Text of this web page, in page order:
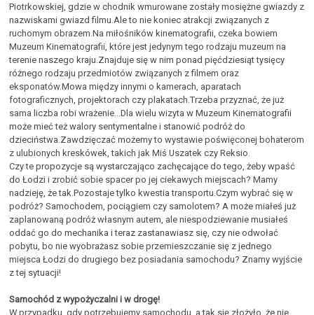
Piotrkowskiej, gdzie w chodnik wmurowane zostały mosiężne gwiazdy z
nazwiskami gwiazd filmu.Ale to nie koniec atrakcji związanych z
ruchomym obrazem.Na miłośników kinematografii, czeka bowiem
Muzeum Kinematografii, które jest jedynym tego rodzaju muzeum na
terenie naszego kraju.Znajduje się w nim ponad pięćdziesiąt tysięcy
różnego rodzaju przedmiotów związanych z filmem oraz
eksponatów.Mowa między innymi o kamerach, aparatach
fotograficznych, projektorach czy plakatach.Trzeba przyznać, że już
sama liczba robi wrażenie...Dla wielu wizyta w Muzeum Kinematografii
może mieć też walory sentymentalne i stanowić podróż do
dzieciństwa.Zawdzięczać możemy to wystawie poświęconej bohaterom
z ulubionych kreskówek, takich jak Miś Uszatek czy Reksio.
Czy te propozycje są wystarczająco zachęcające do tego, żeby wpaść
do Łodzi i zrobić sobie spacer po jej ciekawych miejscach? Mamy
nadzieję, że tak.Pozostaje tylko kwestia transportu.Czym wybrać się w
podróż? Samochodem, pociągiem czy samolotem? A może miałeś już
zaplanowaną podróż własnym autem, ale niespodziewanie musiałeś
oddać go do mechanika i teraz zastanawiasz się, czy nie odwołać
pobytu, bo nie wyobrażasz sobie przemieszczanie się z jednego
miejsca Łodzi do drugiego bez posiadania samochodu? Znamy wyjście
z tej sytuacji!
Samochód z wypożyczalni i w drogę!
W przypadku, gdy potrzebujemy samochodu, a tak się złożyło, że nie